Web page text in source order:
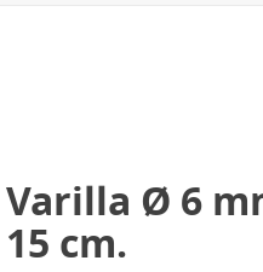
Varilla Ø 6
15 cm.